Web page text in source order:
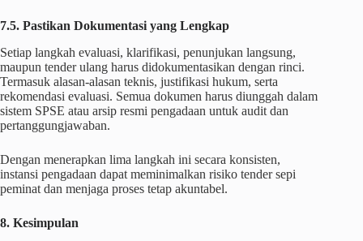
7.5. Pastikan Dokumentasi yang Lengkap
Setiap langkah evaluasi, klarifikasi, penunjukan langsung,
maupun tender ulang harus didokumentasikan dengan rinci.
Termasuk alasan-alasan teknis, justifikasi hukum, serta
rekomendasi evaluasi. Semua dokumen harus diunggah dalam
sistem SPSE atau arsip resmi pengadaan untuk audit dan
pertanggungjawaban.
Dengan menerapkan lima langkah ini secara konsisten,
instansi pengadaan dapat meminimalkan risiko tender sepi
peminat dan menjaga proses tetap akuntabel.
8. Kesimpulan